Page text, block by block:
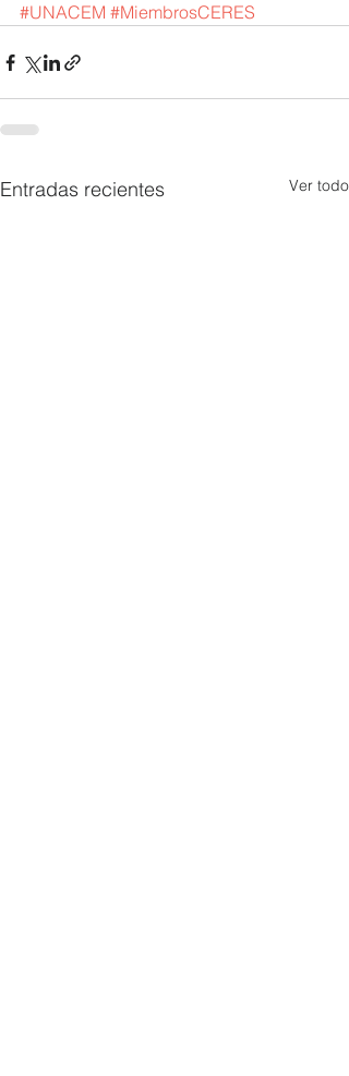
#UNACEM #MiembrosCERES
Entradas recientes Ver todo